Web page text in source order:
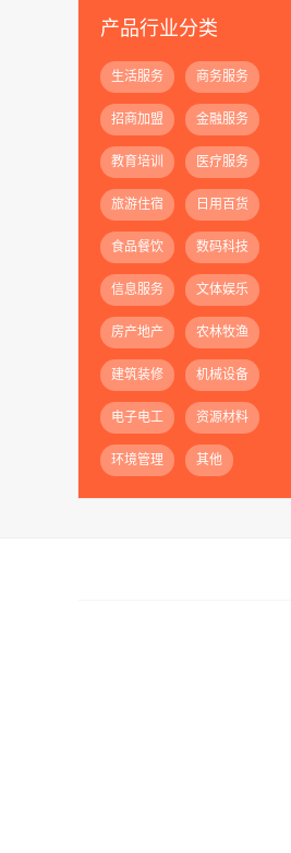
产品行业分类
生活服务 商务服务
招商加盟 金融服务
教育培训 医疗服务
旅游住宿 日用百货
食品餐饮 数码科技
信息服务 文体娱乐
房产地产 农林牧渔
建筑装修 机械设备
电子电工 资源材料
环境管理 其他